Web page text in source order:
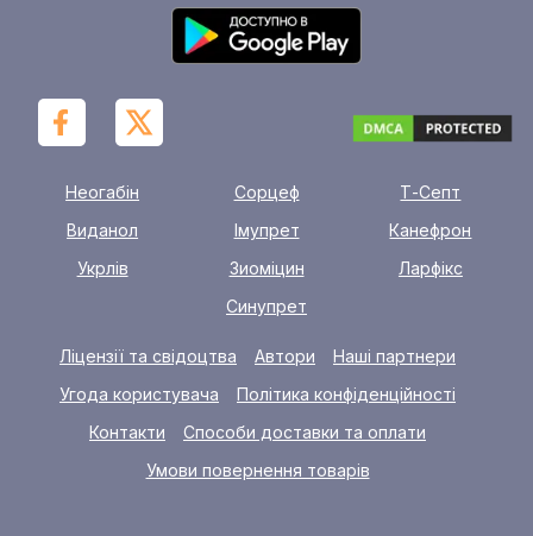
Неогабін Сорцеф
Т-Септ
Виданол
Імупрет
Канефрон
Укрлів
Зиоміцин
Ларфікс
Синупрет
Ліцензії та свідоцтва Автори
Наші партнери
Угода користувача
Політика конфіденційності
Контакти
Способи доставки та оплати
Умови повернення товарів